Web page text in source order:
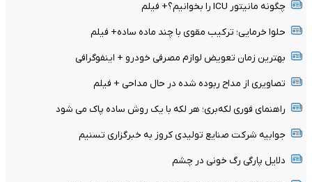
چگونه مانیتور ICU را بخوانیم؟+ فیلم
حلوا خرمایی؛ ترکیب مقوی با چند ماده ساده+ فیلم
بهترین زمان تعویض لوازم مصرفی خودرو + اینفوگرافی
تصاویری از مداح ربوده شده در حال مداحی + فیلم
راهنمای فوری لکه‌بری؛ هر لکه با یک روش ساده پاک می شود
جوابیه شرکت صنایع تولیدی کروز به خبرگزاری تسنیم
دلایل پارگی رگ خونی در چشم